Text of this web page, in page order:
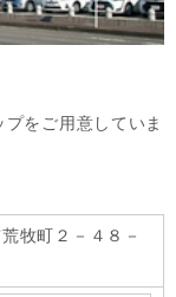
をご用意していま
牧町２－４８－